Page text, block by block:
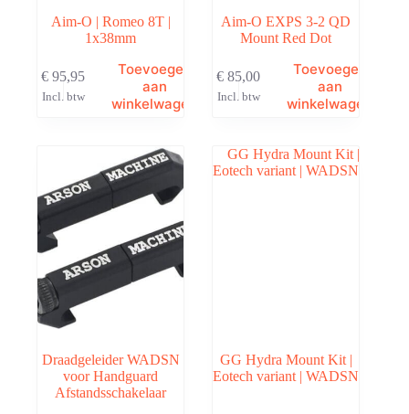
Aim-O | Romeo 8T |
1x38mm
€ 95,95
Incl. btw
Toevoegen
aan
winkelwagen
Aim-O EXPS 3-2 QD
Mount Red Dot
€ 85,00
Incl. btw
Toevoegen
aan
winkelwagen
Draadgeleider WADSN
voor Handguard
Afstandsschakelaar
GG Hydra Mount Kit |
Eotech variant | WADSN